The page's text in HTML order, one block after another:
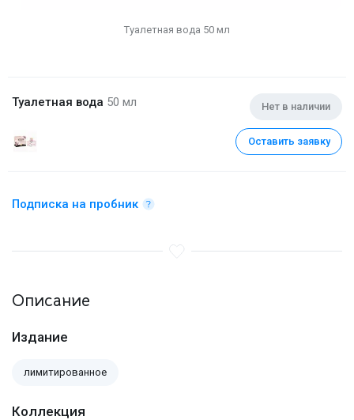
Туалетная вода 50 мл
Туалетная вода 50 мл Нет в наличии
Оставить заявку
Подписка на пробник
Описание
Издание
лимитированное
Коллекция